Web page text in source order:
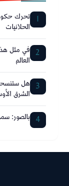
1 تحرك
الحلانيات
2
العالم
3 هل
الشرق
4 بالصور: